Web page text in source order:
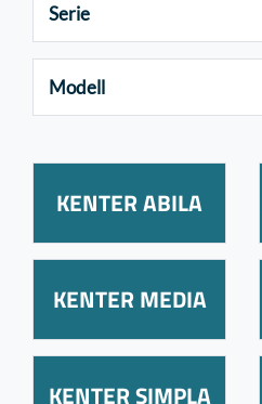
Serie
Modell
KENTER ABILA
KENTER MEDIA
KENTER SIMPLA